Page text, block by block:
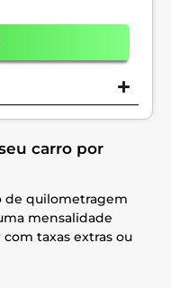
carro por
de quilometragem
mensalidade
taxas extras ou